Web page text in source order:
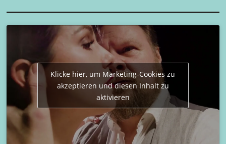
Klicke hier, um Marketing-Cookies zu
akzeptieren und diesen Inhalt zu
aktivieren